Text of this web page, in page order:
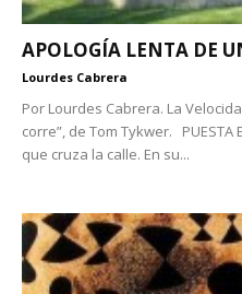
APOLOGÍA LENTA DE
Lourdes Cabrera
Por Lourdes Cabrera. La
corre”, de Tom Tykwer. PUESTA
que cruza la calle. En su...